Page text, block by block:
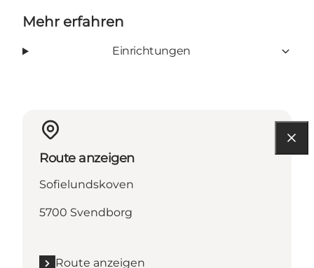
Mehr erfahren
Einrichtungen
Route anzeigen
Sofielundskoven
5700 Svendborg
Route anzeigen